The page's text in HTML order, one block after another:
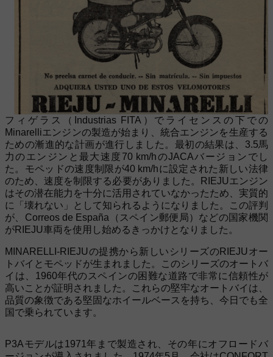
フィゲラス（Industrias FITA）でライセンスの下での
Minarelliエンジンの製造が始まり、統合エンジンを生産する
ための漸進的な計画が進行しました。最初の結果は、3.5馬
力のエンジンと最大速度70 km/hのJACAバージョンでし
た。モペッドの速度制限が40 km/hに設定された新しい法律
のため、速度を制限する必要がありました。RIEJUエンジン
はその潜在能力を十分に活用されていなかったため、実質的
に「壊れない」として知られるようになりました。この評判
が、Correos de España（スペイン郵便局）などの国家機関
がRIEJU車両を使用し始めるきっかけとなりました。
MINARELLI-RIEJUの提携から新しいシリーズのRIEJUオー
トバイとモペッドが生まれました。このシリーズのオートバ
イは、1960年代のスペインの困難な道路で非常に信頼性が
高いことが証明されました。これらの堅牢なオートバイは、
品質の象徴である堅固なホイールベースを持ち、今日でも全
国で乗られています。
P3Aモデルは1971年まで製造され、その年にオフロードバ